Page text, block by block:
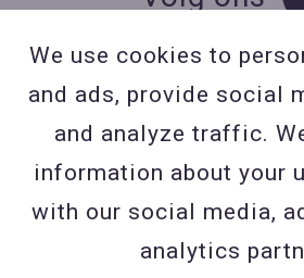
Contact
Contacteer ons
BE 0423 427 566
477601560
Wuytsbergen (HRT) 118,
We use cookies to
and ads, provide social
and analyze traffic.
information about your
with our social media,
analytics